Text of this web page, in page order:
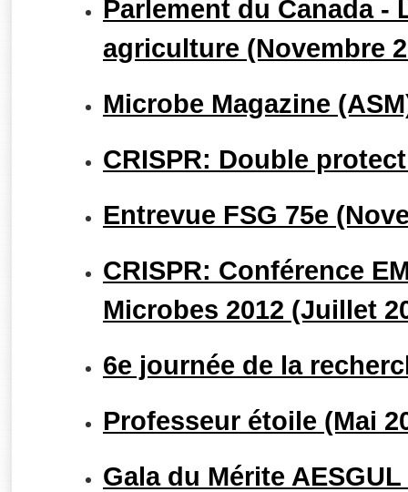
Parlement du Canada -
agriculture (Novembre
Microbe Magazine
CRISPR: Double
Entrevue FSG 75e
CRISPR: Conférence
Microbes 2012 (Juillet
6e journée de la
Professeur étoile (Mai
Gala du Mérite